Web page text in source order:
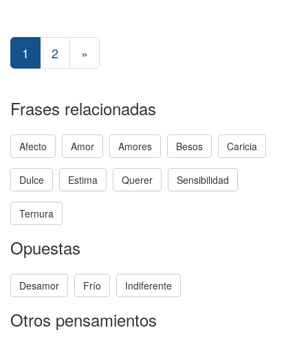
1 2 »
Frases relacionadas
Afecto Amor Amores Besos Caricia
Dulce Estima Querer Sensibilidad
Ternura
Opuestas
Desamor Frío Indiferente
Otros pensamientos